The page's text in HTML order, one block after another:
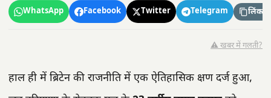
WhatsApp Facebook Twitter Telegram लिंक
⚠️ खबर में गलती?
हाल ही में ब्रिटेन की राजनीति में एक ऐतिहासिक क्षण दर्ज हुआ,